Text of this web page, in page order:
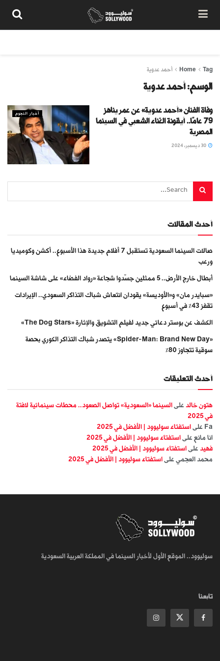
Home Tag أحمد عدوية
الوسم:أحمد عدوية
أخبار النجوم
وفاة الفنان «أحمد عدوية» عن عمر يناهز
79 عامًا.. أيقونة الغناء الشعبي في السينما
المصرية
أحدث المقالات
صالات السينما السعودية تستقبل 7 أفلام جديدة هذا الأسبوع.. أكشن وكوميديا
ورعب
أبطال خارج الأرض.. 5 ممثلين جسّدوا شجاعة «رواد الفضاء» على شاشة السينما
«سبايدر مان» و«الأوديسة» يقودان انتعاش شباك التذاكر السعودي.. الإيرادات
تقفز 43% في أسبوع
الكشف عن بوستر دعائي جديد لفيلم التشويق والإثارة «The Dog Stars»
«Spider-Man: Brand New Day» يتصدر شباك التذاكر الكوري بحصة
سوقية تتجاوز 80%
أحدث التعليقات
هتون خالد على السينما «السعودية» تواصل الصعود.. محطات سينمائية لافتة
في 2025
Fa على استفتاء سوليوود | الأفضل في 2025
انا مانع على استفتاء سوليوود | الأفضل في 2025
فهيد على استفتاء سوليوود | الأفضل في 2025
محمد العجمي على استفتاء سوليوود | الأفضل في 2025
سوليوود.. الموقع الأول لأخبار السينما في المملكة العربية السعودية
تابعنا